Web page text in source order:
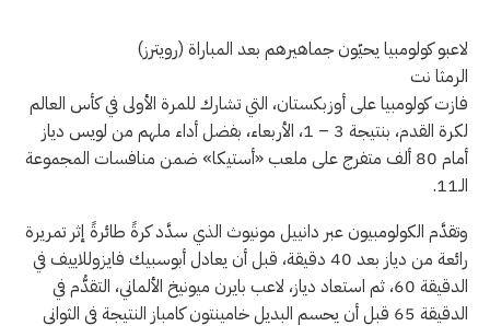
لاعبو كولومبيا يحيّون جماهيرهم بعد المباراة (رويترز)
الرمثا نت
فازت كولومبيا على أوزبكستان، التي تشارك للمرة الأولى في كأس العالم
لكرة القدم، بنتيجة 3 – 1، الأربعاء، بفضل أداء ملهم من لويس دياز
أمام 80 ألف متفرج على ملعب «أستيكا» ضمن منافسات المجموعة
الـ11.
وتقدَّم الكولومبيون عبر دانييل مونيوث الذي سدَّد كرةً طائرةً إثر تمريرة
رائعة من دياز بعد 40 دقيقة، قبل أن يعادل أبوسبيك فايزوللاييف في
الدقيقة 60، ثم استعاد دياز، لاعب بايرن ميونيخ الألماني، التقدُّم في
الدقيقة 65 قبل أن يحسم البديل خامينتون كامباز النتيجة في الثواني